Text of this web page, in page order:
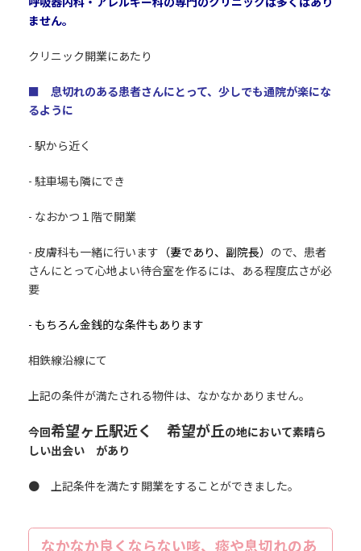
ません。
クリニック開業にあたり
■ 息切れのある患者さんにとって、少しでも通院が楽にな
るように
- 駅から近く
- 駐車場も隣にでき
- なおかつ １階で開業
- 皮膚科も一緒に行います （妻であり、副院長） ので、患者
さんにとって心地よい待合室を作るには、ある程度広さが必
要
- もちろん金銭的な条件もあります
相鉄線沿線にて
上記の条件が満たされる物件は、なかなかありません。
今回希望ヶ丘駅近く 希望が丘の地において素晴ら
しい出会いがあり
● 上記条件を満たす開業をすることができました。
なかなか良くならない咳、痰や息切れのあ